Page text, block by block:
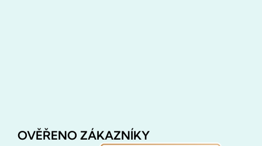
OVĚŘENO ZÁKAZNÍKY